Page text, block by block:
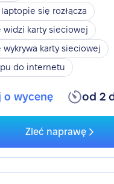
się rozłącza
widzi karty sieciowej
wykrywa karty sieciowej
do internetu
o wycenę od 2
Zleć naprawę